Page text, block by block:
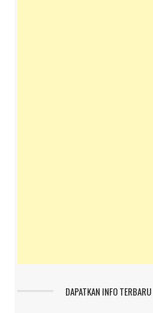
DAPATKAN INFO TERBARU